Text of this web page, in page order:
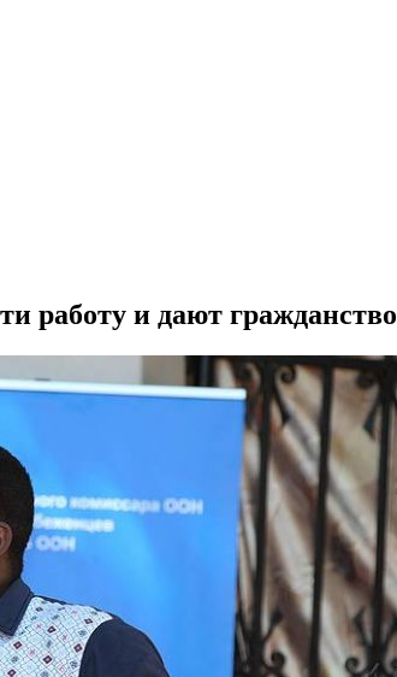
работу и дают гражданство